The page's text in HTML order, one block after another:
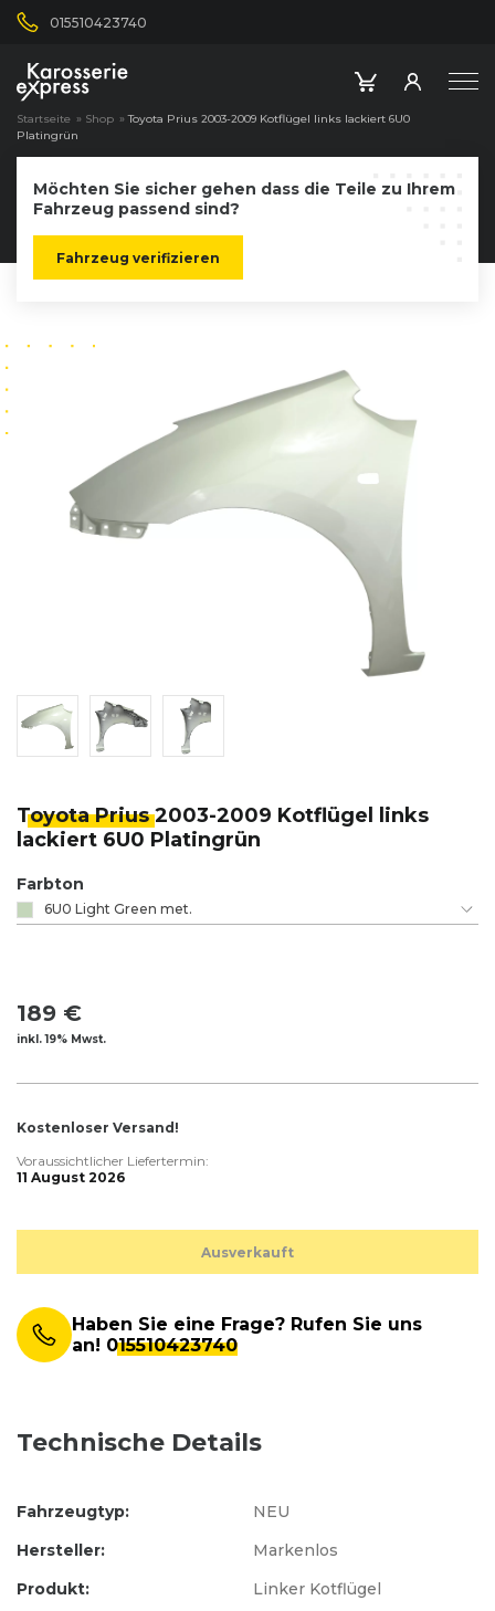
015510423740
Startseite » Shop »Toyota Prius 2003-2009 Kotflügel links lackiert 6U0
Platingrün
Möchten Sie sicher gehen dass die Teile zu Ihrem
Fahrzeug passend sind?
Fahrzeug verifizieren
Toyota Prius2003-2009 Kotflügel links
lackiert 6U0 Platingrün
Farbton
6U0 Light Green met.
189 €
inkl. 19% Mwst.
Kostenloser Versand!
Voraussichtlicher Liefertermin:
11 August 2026
Ausverkauft
Haben Sie eine Frage? Rufen Sie uns
an! 015510423740
Technische Details
Hersteller:
Markenlos
Produkt:
Linker Kotflügel
Fahrzeugtyp: NEU